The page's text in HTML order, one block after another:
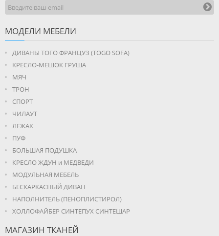
МОДЕЛИ МЕБЕЛИ
ДИВАНЫ ТОГО ФРАНЦУЗ (TOGO SOFA)
КРЕСЛО-МЕШОК ГРУША
МЯЧ
ТРОН
СПОРТ
ЧИЛАУТ
ЛЕЖАК
ПУФ
БОЛЬШАЯ ПОДУШКА
КРЕСЛО ЖДУН и МЕДВЕДИ
МОДУЛЬНАЯ МЕБЕЛЬ
БЕСКАРКАСНЫЙ ДИВАН
НАПОЛНИТЕЛЬ (ПЕНОПЛИСТИРОЛ)
ХОЛЛОФАЙБЕР СИНТЕПУХ СИНТЕШАР
МАГАЗИН ТКАНЕЙ